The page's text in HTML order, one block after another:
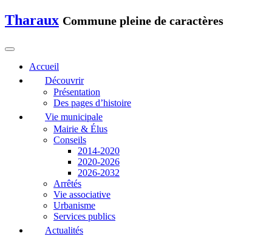
Tharaux Commune pleine de caractères
Accueil
Découvrir
Présentation
Des pages d’histoire
Vie municipale
Mairie & Élus
Conseils
2014-2020
2020-2026
2026-2032
Arrêtés
Vie associative
Urbanisme
Services publics
Actualités